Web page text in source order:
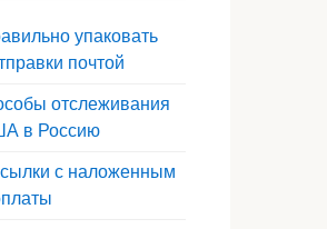
упаковать
почтой
отслеживания
в Россию
с наложенным